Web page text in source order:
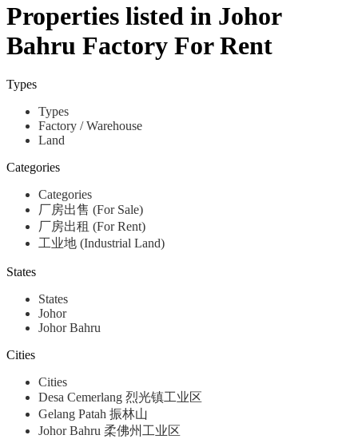
Properties listed in Johor
Bahru Factory For Rent
Types
Types
Factory / Warehouse
Land
Categories
Categories
厂房出售 (For Sale)
厂房出租 (For Rent)
工业地 (Industrial Land)
States
States
Johor
Johor Bahru
Cities
Cities
Desa Cemerlang 烈光镇工业区
Gelang Patah 振林山
Johor Bahru 柔佛州工业区